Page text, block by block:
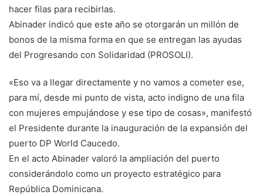
hacer filas para recibirlas.
Abinader indicó que este año se otorgarán un millón de
bonos de la misma forma en que se entregan las ayudas
del Progresando con Solidaridad (PROSOLI).
«Eso va a llegar directamente y no vamos a cometer ese,
para mí, desde mi punto de vista, acto indigno de una fila
con mujeres empujándose y ese tipo de cosas», manifestó
el Presidente durante la inauguración de la expansión del
puerto DP World Caucedo.
En el acto Abinader valoró la ampliación del puerto
considerándolo como un proyecto estratégico para
República Dominicana.